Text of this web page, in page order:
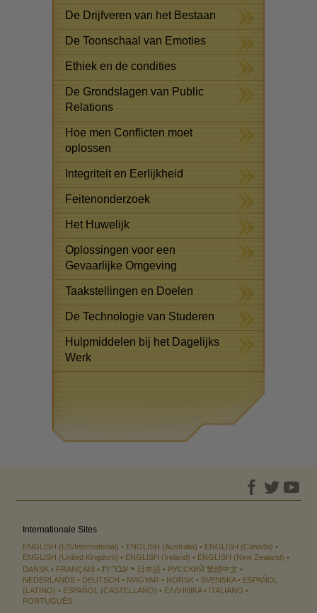
De Drijfveren van het Bestaan
De Toonschaal van Emoties
Ethiek en de condities
De Grondslagen van Public
Relations
Hoe men Conflicten moet
oplossen
Integriteit en Eerlijkheid
Feitenonderzoek
Het Huwelijk
Oplossingen voor een
Gevaarlijke Omgeving
Taakstellingen en Doelen
De Technologie van Studeren
Hulpmiddelen bij het Dagelijks
Werk
Internationale Sites
ENGLISH (US/International) ENGLISH (Australia)
ENGLISH (Canada)
ENGLISH (United Kingdom)
ENGLISH (Ireland)
ENGLISH (New Zealand)
DANSK
FRANÇAIS עברית 日本語 РУССКИЙ 繁體中文
NEDERLANDS
DEUTSCH MAGYAR NORSK SVENSKA
ESPAÑOL
(LATINO)
ESPAÑOL (CASTELLANO) ΕΛΛΗΝΙΚA
ITALIANO
PORTUGUÊS